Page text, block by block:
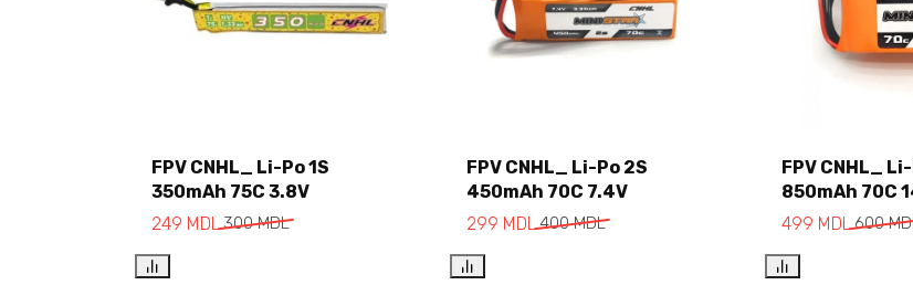
Add to cart
FPV CNHL_ Li-Po 1S
350mAh 75C 3.8V
300MDL
249 MDL
Add to cart
FPV CNHL_ Li-Po 2S
450mAh 70C 7.4V
400MDL
299 MDL
Add
FPV CNHL_
850mAh 70C
600
499 MDL